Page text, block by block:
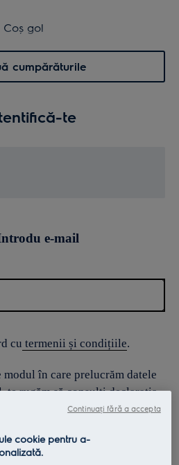
0
Coș gol
cumpărăturile
te
e-mail
cu termenii și condițiile.
în care prelucrăm datele
te rugăm să consulţi declaraţia
cookie pentru a-
Continuați fără a accepta